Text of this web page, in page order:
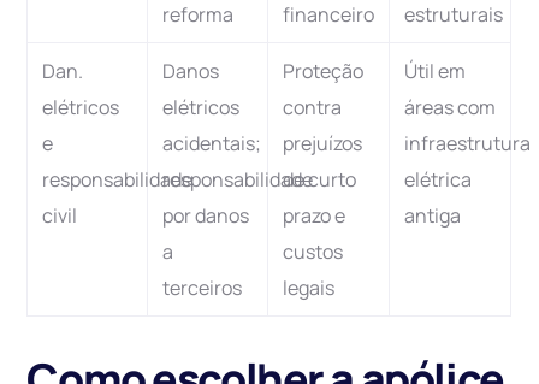
reforma
financeiro
estruturais
Dan.
elétricos
e
responsabilidade
civil
Danos
elétricos
acidentais;
responsabilidade
por danos
a
terceiros
Proteção
contra
prejuízos
de curto
prazo e
custos
legais
Útil em
áreas com
infraestrutura
elétrica
antiga